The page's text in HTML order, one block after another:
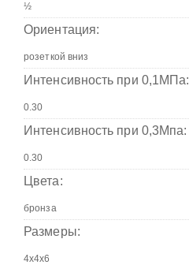
Ориентация:
Интенсивность при 0,1МПа:
Интенсивность при 0,3Мпа:
Цвета:
Размеры: